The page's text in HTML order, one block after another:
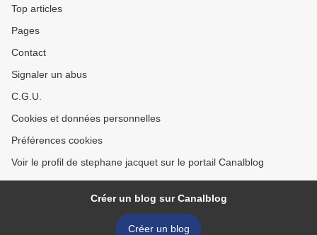
Top articles
Pages
Contact
Signaler un abus
C.G.U.
Cookies et données personnelles
Préférences cookies
Voir le profil de stephane jacquet sur le portail Canalblog
Créer un blog sur Canalblog
Créer un blog